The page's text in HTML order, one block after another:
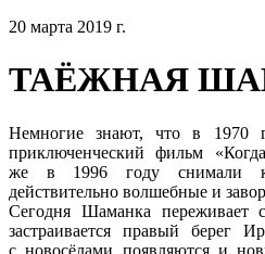
20 марта 2019 г.
ТАЁЖНАЯ
Немногие знают, что в 1970
приключенческий фильм
же в 1996 году снимали
действительно волшебные и
Сегодня Шаманка переживает
застраивается правый берег
с новосёлами появляются и